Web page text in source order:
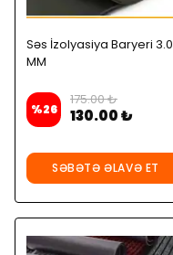
Səs İzolyasiya Baryeri 3.0
MM
%26
175.00 ₺
130.00 ₺
SƏBƏTƏ ƏLAVƏ ET